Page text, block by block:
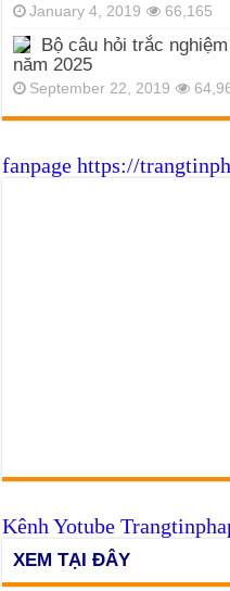
January 4, 2019 66,165
Bộ câu hỏi trắc
năm 2025
September 22, 2019
fanpage https://
Kênh Yotube
XEM TẠI ĐÂY